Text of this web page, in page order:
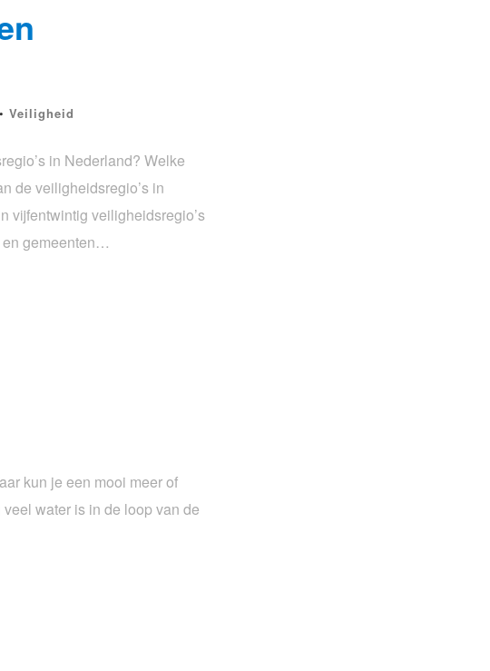
• Veiligheid
in Nederland? Welke
de veiligheidsregio’s in
vijfentwintig veiligheidsregio’s
en gemeenten…
kun je een mooi meer of
water is in de loop van de